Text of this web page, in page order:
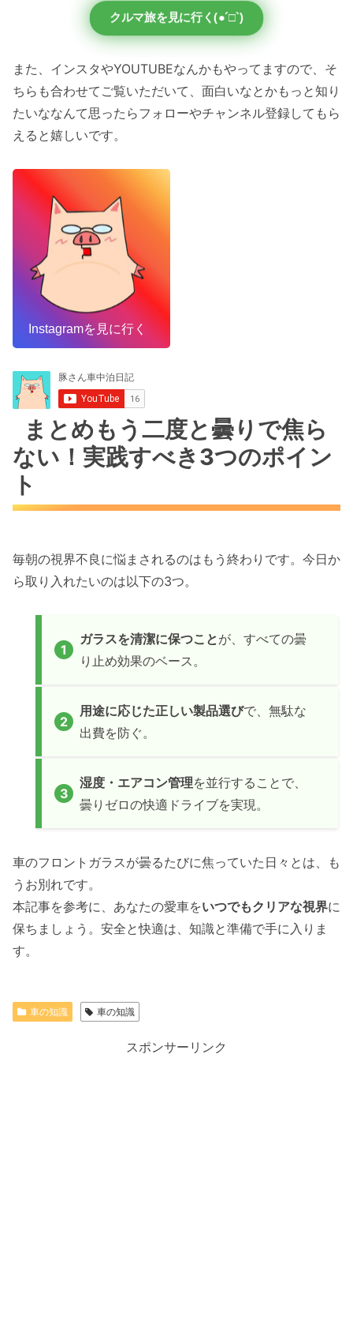
クルマ旅を見に行く(●´□`)
また、インスタやYOUTUBEなんかもやってますので、そ
ちらも合わせてご覧いただいて、面白いなとかもっと知り
たいななんて思ったらフォローやチャンネル登録してもら
えると嬉しいです。
Instagramを見に行く
まとめもう二度と曇りで焦ら
ない！実践すべき3つのポイン
ト
毎朝の視界不良に悩まされるのはもう終わりです。今日か
ら取り入れたいのは以下の3つ。
ガラスを清潔に保つことが、すべての曇
り止め効果のベース。
用途に応じた正しい製品選びで、無駄な
出費を防ぐ。
湿度・エアコン管理を並行することで、
曇りゼロの快適ドライブを実現。
車のフロントガラスが曇るたびに焦っていた日々とは、も
うお別れです。
本記事を参考に、あなたの愛車をいつでもクリアな視界に
保ちましょう。安全と快適は、知識と準備で手に入りま
す。
車の知識 車の知識
スポンサーリンク